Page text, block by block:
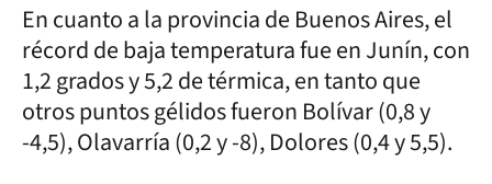
En cuanto a la provincia de Buenos Aires, el
récord de baja temperatura fue en Junín, con
1,2 grados y 5,2 de térmica, en tanto que
otros puntos gélidos fueron Bolívar (0,8 y
-4,5), Olavarría (0,2 y -8), Dolores (0,4 y 5,5).